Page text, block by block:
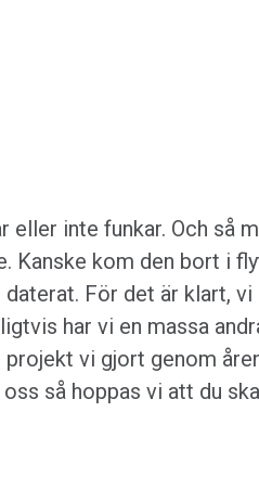
eller inte funkar. Och så
Kanske kom den bort i
För det är klart, vi
har vi en massa
vi gjort genom
så hoppas vi att du